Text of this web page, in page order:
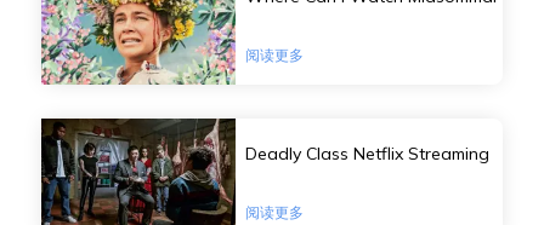
阅读更多
Deadly Class Netflix Streaming
阅读更多